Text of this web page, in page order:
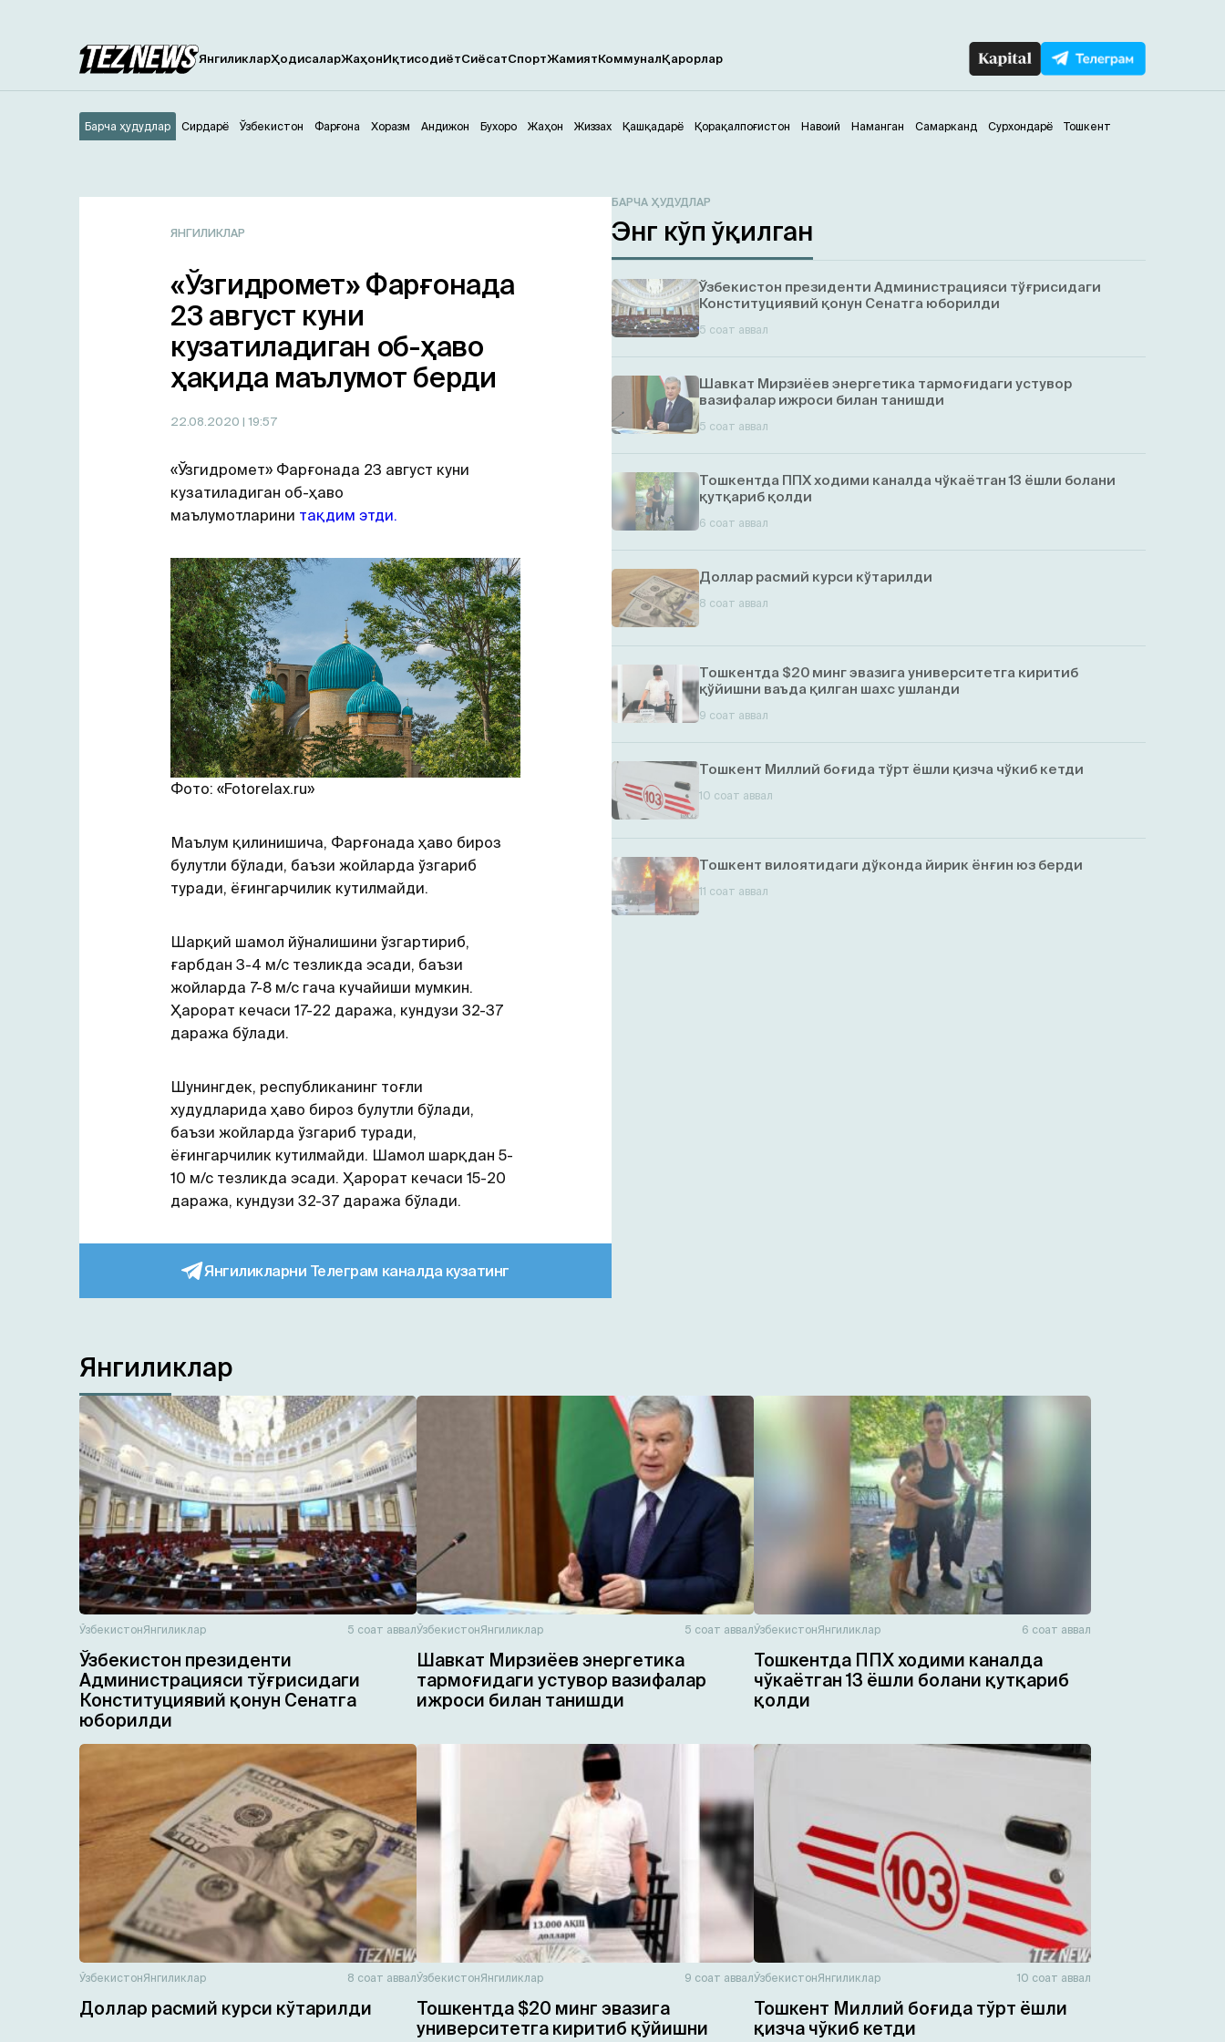
ЯнгиликларҲодисаларЖаҳонИқтисодиётСиёсатСпортЖамиятКоммуналҚарорлар
Андижон
Барча ҳудудлар Бухоро Жаҳон Жиззах Қашқадарё Қорақалпоғистон Навоий Наманган Самарканд
Сирдарё Сурхондарё Тошкент
Ўзбекистон Фарғона Хоразм
ЯНГИЛИКЛАР
«Ўзгидромет» Фарғонада
23 август куни
кузатиладиган об-ҳаво
ҳақида маълумот берди
22.08.2020 | 19:57
«Ўзгидромет» Фарғонада 23 август куни
кузатиладиган об-ҳаво
маълумотларини тақдим этди.
Фото: «Fotorelax.ru»
Маълум қилинишича, Фарғонада ҳаво бироз
булутли бўлади, баъзи жойларда ўзгариб
туради, ёғингарчилик кутилмайди.
Шарқий шамол йўналишини ўзгартириб,
ғарбдан 3-4 м/с тезликда эсади, баъзи
жойларда 7-8 м/с гача кучайиши мумкин.
Ҳарорат кечаси 17-22 даража, кундузи 32-37
даража бўлади.
Шунингдек, республиканинг тоғли
худудларида ҳаво бироз булутли бўлади,
баъзи жойларда ўзгариб туради,
ёғингарчилик кутилмайди. Шамол шарқдан 5-
10 м/с тезликда эсади. Ҳарорат кечаси 15-20
даража, кундузи 32-37 даража бўлади.
Янгиликларни Телеграм каналда кузатинг
БАРЧА ҲУДУДЛАР
Энг кўп ўқилган
Ўзбекистон президенти Администрацияси тўғрисидаги
Конституциявий қонун Сенатга юборилди
5 соат аввал
Шавкат Мирзиёев энергетика тармоғидаги устувор
вазифалар ижроси билан танишди
5 соат аввал
Тошкентда ППХ ходими каналда чўкаётган 13 ёшли болани
қутқариб қолди
6 соат аввал
Доллар расмий курси кўтарилди
8 соат аввал
Тошкентда $20 минг эвазига университетга киритиб
қўйишни ваъда қилган шахс ушланди
9 соат аввал
Тошкент Миллий боғида тўрт ёшли қизча чўкиб кетди
10 соат аввал
Тошкент вилоятидаги дўконда йирик ёнғин юз берди
11 соат аввал
Янгиликлар
ЎзбекистонЯнгиликлар 5 соат аввал
Ўзбекистон президенти
Администрацияси тўғрисидаги
Конституциявий қонун Сенатга
юборилди
ЎзбекистонЯнгиликлар 5 соат аввал
Шавкат Мирзиёев энергетика
тармоғидаги устувор вазифалар
ижроси билан танишди
ЎзбекистонЯнгиликлар 6 соат аввал
Тошкентда ППХ ходими каналда
чўкаётган 13 ёшли болани қутқариб
қолди
ЎзбекистонЯнгиликлар 8 соат аввал
Доллар расмий курси кўтарилди
ЎзбекистонЯнгиликлар 9 соат аввал
Тошкентда $20 минг эвазига
университетга киритиб қўйишни
ЎзбекистонЯнгиликлар 10 соат аввал
Тошкент Миллий боғида тўрт ёшли
қизча чўкиб кетди